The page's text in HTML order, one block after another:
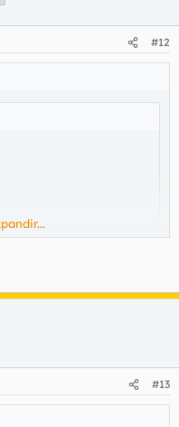
#12
la gran puta.
de la mente.
reflexivo...
chispa... confiesa, has
#13